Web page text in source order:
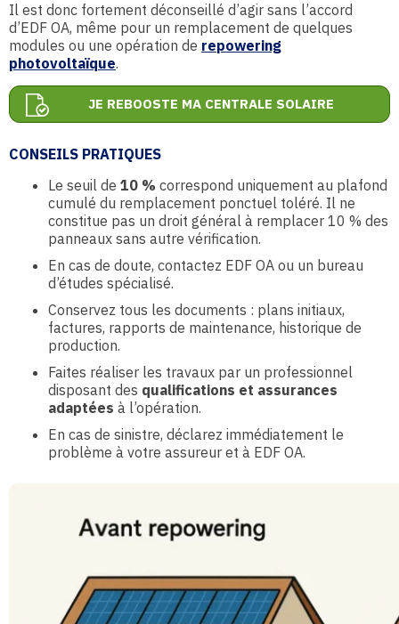
Il est donc fortement déconseillé d’agir sans l’accord
d’EDF OA, même pour un remplacement de quelques
modules ou une opération de repowering
photovoltaïque.
JE REBOOSTE MA CENTRALE SOLAIRE
CONSEILS PRATIQUES
Le seuil de 10 % correspond uniquement au plafond
cumulé du remplacement ponctuel toléré. Il ne
constitue pas un droit général à remplacer 10 % des
panneaux sans autre vérification.
En cas de doute, contactez EDF OA ou un bureau
d’études spécialisé.
Conservez tous les documents : plans initiaux,
factures, rapports de maintenance, historique de
production.
Faites réaliser les travaux par un professionnel
disposant des qualifications et assurances
adaptées à l’opération.
En cas de sinistre, déclarez immédiatement le
problème à votre assureur et à EDF OA.